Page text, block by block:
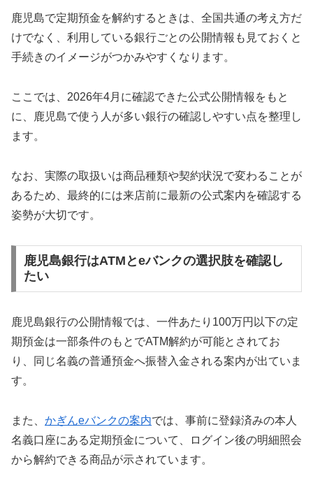
鹿児島で定期預金を解約するときは、全国共通の考え方だ
けでなく、利用している銀行ごとの公開情報も見ておくと
手続きのイメージがつかみやすくなります。
ここでは、2026年4月に確認できた公式公開情報をもと
に、鹿児島で使う人が多い銀行の確認しやすい点を整理し
ます。
なお、実際の取扱いは商品種類や契約状況で変わることが
あるため、最終的には来店前に最新の公式案内を確認する
姿勢が大切です。
鹿児島銀行はATMとeバンクの選択肢を確認し
たい
鹿児島銀行の公開情報では、一件あたり100万円以下の定
期預金は一部条件のもとでATM解約が可能とされてお
り、同じ名義の普通預金へ振替入金される案内が出ていま
す。
また、 かぎんeバンクの案内では、事前に登録済みの本人
名義口座にある定期預金について、ログイン後の明細照会
から解約できる商品が示されています。